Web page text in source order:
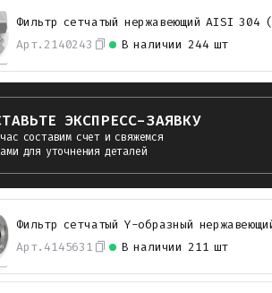
Арт. 2140243 В наличии 244 шт
Фильтр сетчатый нержавеющий AISI
ЭКСПРЕСС-ЗАЯВКУ
составим счет и свяжемся
для уточнения деталей
Арт. 4145631 В наличии 211 шт
Фильтр сетчатый Y-образный